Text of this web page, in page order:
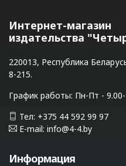
Интернет-магазин
издательства
220013, Республика
8-215.
График работы: Пн-Пт -
Тел: +375 44 592 99 97
E-mail: info@4-4.by
Информация